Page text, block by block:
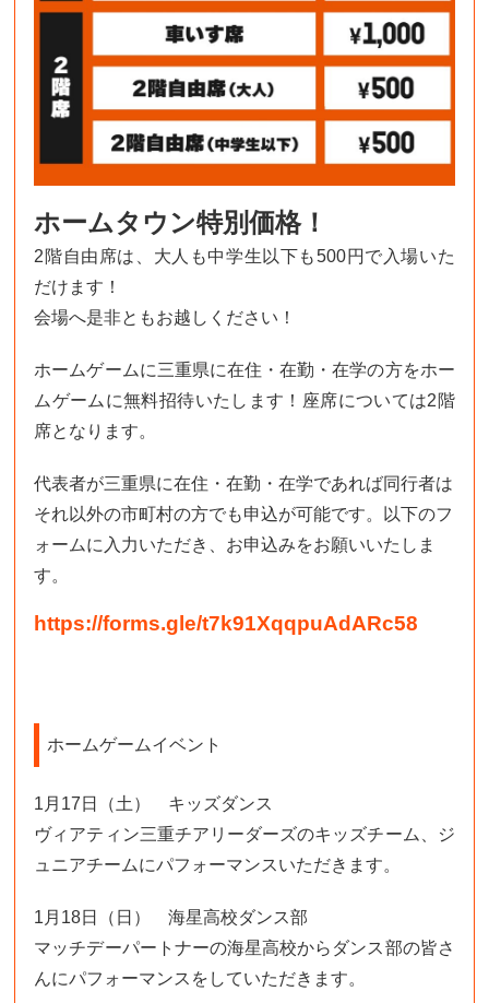
ホームタウン特別価格！
2階自由席は、大人も中学生以下も500円で入場いた
だけます！
会場へ是非ともお越しください！
ホームゲームに三重県に在住・在勤・在学の方をホー
ムゲームに無料招待いたします！座席については2階
席となります。
代表者が三重県に在住・在勤・在学であれば同行者は
それ以外の市町村の方でも申込が可能です。以下のフ
ォームに入力いただき、お申込みをお願いいたしま
す。
https://forms.gle/t7k91XqqpuAdARc58
ホームゲームイベント
1月17日（土） キッズダンス
ヴィアティン三重チアリーダーズのキッズチーム、ジ
ュニアチームにパフォーマンスいただきます。
1月18日（日） 海星高校ダンス部
マッチデーパートナーの海星高校からダンス部の皆さ
んにパフォーマンスをしていただきます。